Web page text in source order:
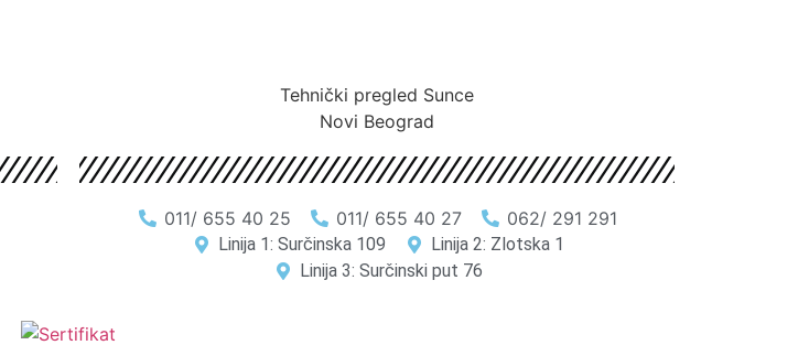
Tehnički pregled Sunce
Novi Beograd
011/ 655 40 25 011/ 655 40 27 062/ 291 291
Linija 1: Surčinska 109
Linija 2: Zlotska 1
Linija 3: Surčinski put 76